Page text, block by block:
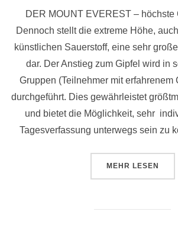
DER MOUNT EVEREST – höchste
Dennoch stellt die extreme Höhe,
künstlichen Sauerstoff, eine sehr
dar. Der Anstieg zum Gipfel wird in
Gruppen (Teilnehmer mit erfahrenem
durchgeführt. Dies gewährleistet
und bietet die Möglichkeit, sehr
Tagesverfassung unterwegs sein zu
MEHR ÜBER
LESEN